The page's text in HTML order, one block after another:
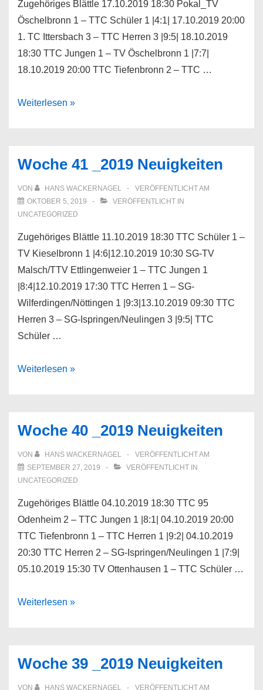
Zugehöriges Blättle 17.10.2019 18:30 Pokal_TV
Öschelbronn 1 – TTC Schüler 1 |4:1| 17.10.2019 20:00
1. TC Ittersbach 3 – TTC Herren 3 |9:5| 18.10.2019
18:30 TTC Jungen 1 – TV Öschelbronn 1 |7:7|
18.10.2019 20:00 TTC Tiefenbronn 2 – TTC …
Woche
Weiterlesen »
Woche 41 _2019 Neuigkeiten
VON HANS WACKERNAGEL
VERÖFFENTLICHT AM
OKTOBER 5, 2019
VERÖFFENTLICHT IN
UNCATEGORIZED
Zugehöriges Blättle 11.10.2019 18:30 TTC Schüler 1 –
TV Kieselbronn 1 |4:6|12.10.2019 10:30 SG-TV
Malsch/TTV Ettlingenweier 1 – TTC Jungen 1
|8:4|12.10.2019 17:30 TTC Herren 1 – SG-
Wilferdingen/Nöttingen 1 |9:3|13.10.2019 09:30 TTC
Herren 3 – SG-Ispringen/Neulingen 3 |9:5| TTC
Schüler …
Woche
Weiterlesen »
Woche 40 _2019 Neuigkeiten
VON HANS WACKERNAGEL
VERÖFFENTLICHT AM
SEPTEMBER 27, 2019
VERÖFFENTLICHT IN
UNCATEGORIZED
Zugehöriges Blättle 04.10.2019 18:30 TTC 95
Odenheim 2 – TTC Jungen 1 |8:1| 04.10.2019 20:00
TTC Tiefenbronn 1 – TTC Herren 1 |9:2| 04.10.2019
20:30 TTC Herren 2 – SG-Ispringen/Neulingen 1 |7:9|
05.10.2019 15:30 TV Ottenhausen 1 – TTC Schüler …
Woche
Weiterlesen »
Woche 39 _2019 Neuigkeiten
VON HANS WACKERNAGEL VERÖFFENTLICHT AM